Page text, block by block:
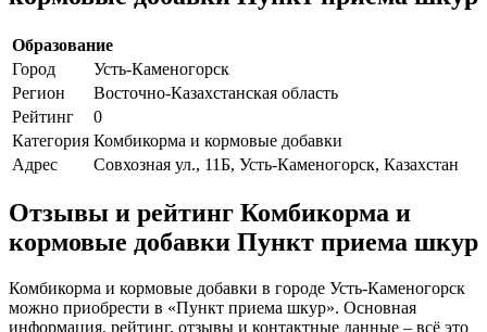
Образование
Город
Усть-Каменогорск
Регион
Восточно-Казахстанская область
Рейтинг
0
Категория Комбикорма и кормовые добавки
Адрес
Совхозная ул., 11Б, Усть-Каменогорск, Казахстан
Отзывы и рейтинг Комбикорма и
кормовые добавки Пункт приема шкур
Комбикорма и кормовые добавки в городе Усть-Каменогорск
можно приобрести в «Пункт приема шкур». Основная
информация, рейтинг, отзывы и контактные данные – всё это